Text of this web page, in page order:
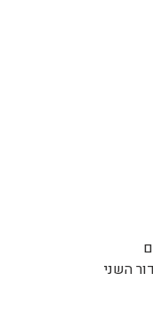
השני